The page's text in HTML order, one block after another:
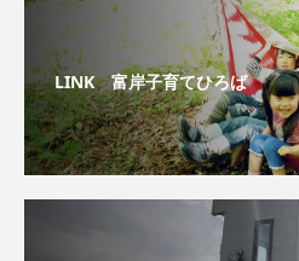
LINK 富岸子育てひろば